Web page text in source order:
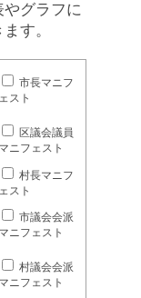
グラフに
す。
市長マニフ
ェスト
区議会議員
マニフェスト
村長マニフ
ェスト
市議会会派
マニフェスト
村議会会派
マニフェスト